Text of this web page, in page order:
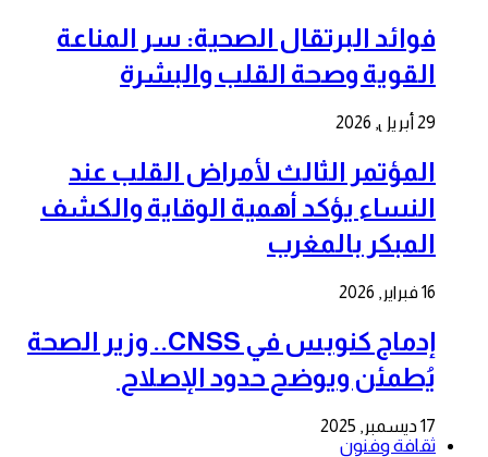
فوائد البرتقال الصحية: سر المناعة
القوية وصحة القلب والبشرة
29 أبريل, 2026
المؤتمر الثالث لأمراض القلب عند
النساء يؤكد أهمية الوقاية والكشف
المبكر بالمغرب
16 فبراير, 2026
إدماج كنوبس في CNSS.. وزير الصحة
يُطمئن ويوضح حدود الإصلاح
17 ديسمبر, 2025
ثقافة وفنون